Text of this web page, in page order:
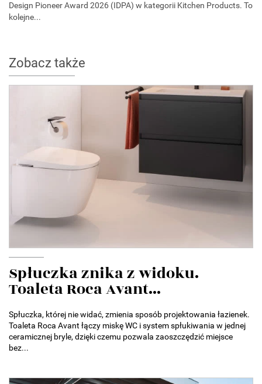
Design Pioneer Award 2026 (IDPA) w kategorii Kitchen Products. To
kolejne...
Zobacz także
Spłuczka znika z widoku.
Toaleta Roca Avant...
Spłuczka, której nie widać, zmienia sposób projektowania łazienek.
Toaleta Roca Avant łączy miskę WC i system spłukiwania w jednej
ceramicznej bryle, dzięki czemu pozwala zaoszczędzić miejsce
bez...